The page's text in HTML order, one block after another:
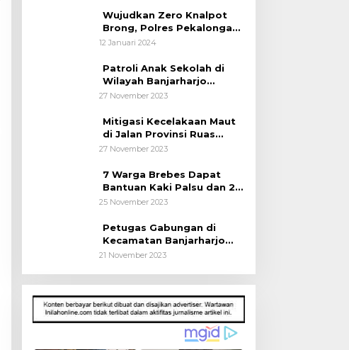
Wujudkan Zero Knalpot
Brong, Polres Pekalongan
Kota Berikan Edukasi
12 Januari 2024
Patroli Anak Sekolah di
Wilayah Banjarharjo
Brebes
27 November 2023
Mitigasi Kecelakaan Maut
di Jalan Provinsi Ruas
Banjarharjo-Salem
27 November 2023
7 Warga Brebes Dapat
Bantuan Kaki Palsu dan 2
Operasi Bibir Sumbing
25 November 2023
Petugas Gabungan di
Kecamatan Banjarharjo
Patroli Anak Sekolah
21 November 2023